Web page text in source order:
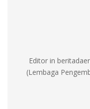
Editor in
(Lembaga